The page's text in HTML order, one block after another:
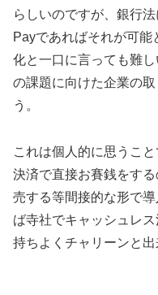
らしいのですが、銀行
Payであればそれが可能
化と一口に言っても難
の課題に向けた企業の
う。
これは個人的に思うこ
決済で直接お賽銭をす
売する等間接的な形で
ば寺社でキャッシュレ
持ちよくチャリーンと出